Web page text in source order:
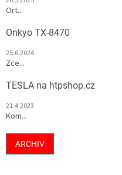
Ort...
Onkyo TX-8470
25.6.2024
Zce...
TESLA na htpshop.cz
21.4.2023
Kom...
ARCHIV